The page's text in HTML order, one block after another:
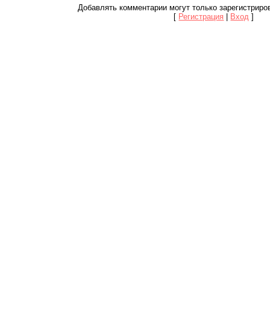
Добавлять комментарии могут только
[ Регистрация Вход ]